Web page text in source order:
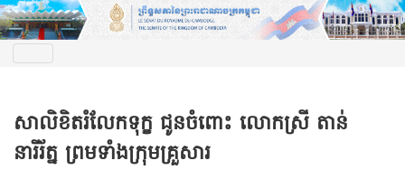
សាលិខិតរំលែកទុក្ខ ជូនចំពោះ លោកស្រី តាន់
នារីរ័ត្ន ព្រមទាំងក្រុមគ្រួសារ